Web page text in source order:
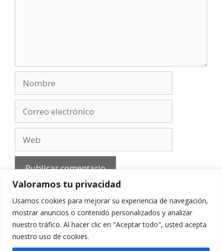
Valoramos tu privacidad
Usamos cookies para mejorar su experiencia de navegación,
mostrar anuncios o contenido personalizados y analizar
nuestro tráfico. Al hacer clic en "Aceptar todo", usted acepta
nuestro uso de cookies.
electrónico
Aviso Legal-Política de privacidad
Contacto